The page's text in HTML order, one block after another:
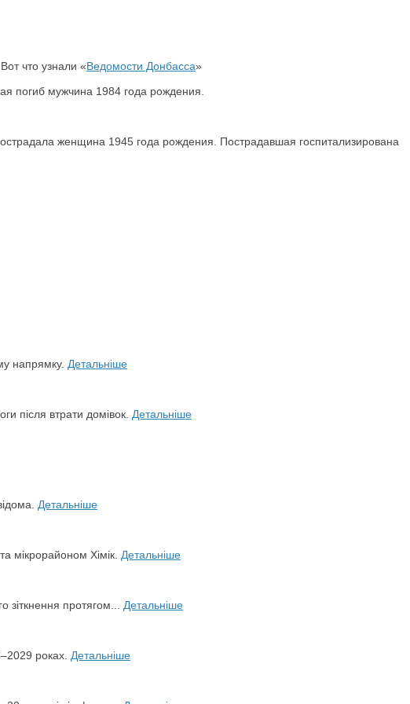
что узнали «Ведомости Донбасса»
погиб мужчина 1984 года рождения.
женщина 1945 года рождения. Пострадавшая госпитализирована
напрямку. Детальніше
після втрати домівок. Детальніше
Детальніше
мікрорайоном Хімік. Детальніше
зіткнення протягом... Детальніше
роках. Детальніше